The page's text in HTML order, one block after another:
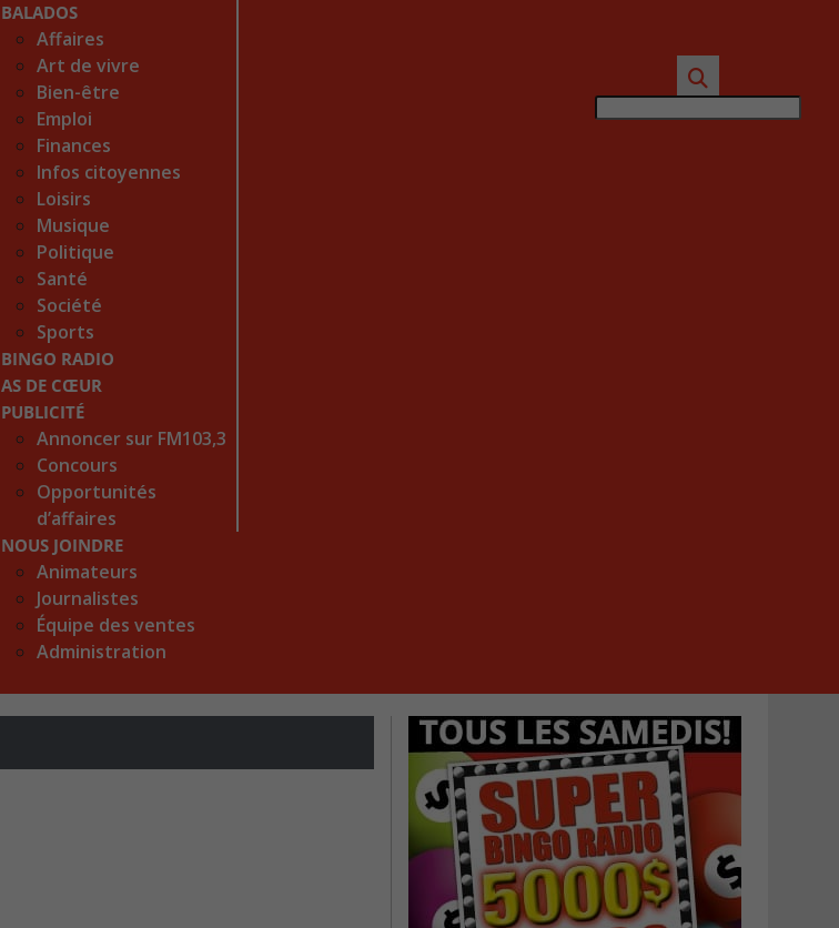
BALADOS
Affaires
Art de vivre
Bien-être
Emploi
Finances
Infos citoyennes
Loisirs
Musique
Politique
Santé
Société
Sports
BINGO RADIO
AS DE CŒUR
PUBLICITÉ
Annoncer sur FM103,3
Concours
Opportunités
d’affaires
NOUS JOINDRE
Animateurs
Journalistes
Équipe des ventes
Administration